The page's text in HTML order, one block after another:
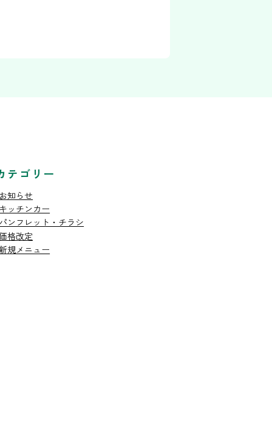
テゴリー
知らせ
ッチンカー
ンフレット・チラシ
格改定
規メニュー